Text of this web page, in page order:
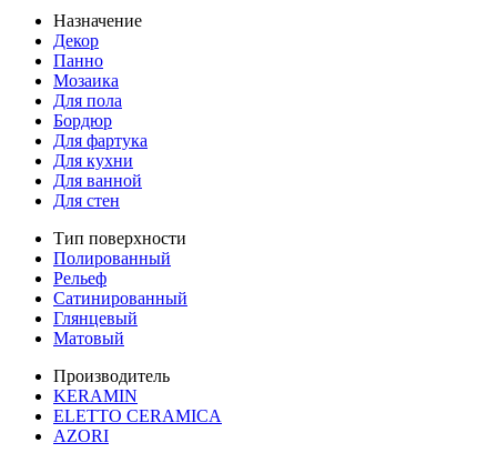
Назначение
Декор
Панно
Мозаика
Для пола
Бордюр
Для фартука
Для кухни
Для ванной
Для стен
Тип поверхности
Полированный
Рельеф
Сатинированный
Глянцевый
Матовый
Производитель
KERAMIN
ELETTO CERAMICA
AZORI